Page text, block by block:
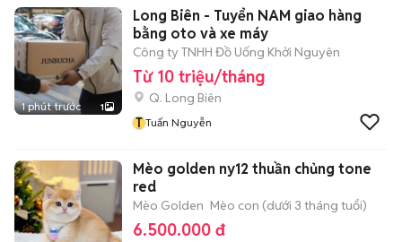
1 phút trước 1
Long Biên - Tuyển NAM giao hàng
bằng oto và xe máy
Công ty TNHH Đồ Uống Khởi Nguyên
Từ 10 triệu/tháng
Q. Long Biên
T Tuấn Nguyễn
Mèo golden ny12 thuần chủng tone
red
Mèo Golden Mèo con (dưới 3 tháng tuổi)
6.500.000 đ